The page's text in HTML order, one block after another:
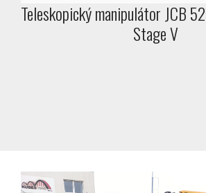
Teleskopický manipulátor JCB
Stage V